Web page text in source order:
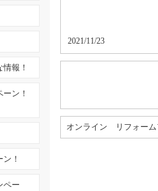
2021/11/23
オンライン リフォーム
報！
ン！
！
ペー